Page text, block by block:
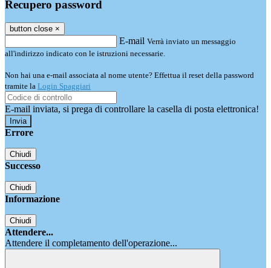
Recupero password
button close ×
E-mail Verrà inviato un messaggio
all'indirizzo indicato con le istruzioni necessarie.
Non hai una e-mail associata al nome utente? Effettua il reset della password
tramite la Login Spaggiari
E-mail inviata, si prega di controllare la casella di posta elettronica!
Errore
Chiudi
Successo
Chiudi
Informazione
Chiudi
Attendere...
Attendere il completamento dell'operazione...